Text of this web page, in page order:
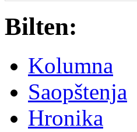
Bilten:
Kolumna
Saopštenja
Hronika